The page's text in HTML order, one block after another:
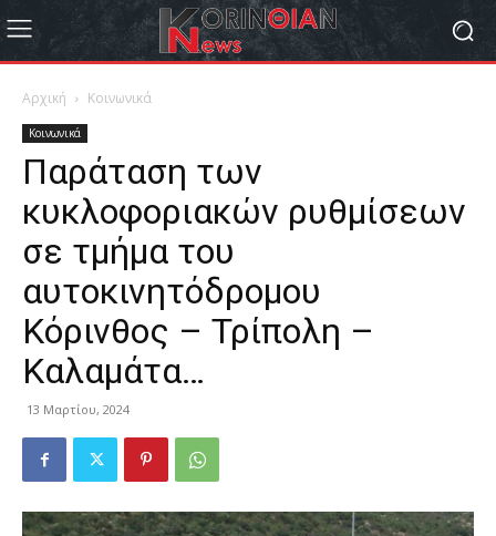
Αρχική Κοινωνικά
Κοινωνικά
Παράταση των
κυκλοφοριακών ρυθμίσεων
σε τμήμα του
αυτοκινητόδρομου
Κόρινθος – Τρίπολη –
Καλαμάτα…
13 Μαρτίου, 2024